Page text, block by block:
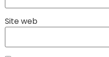
Site web